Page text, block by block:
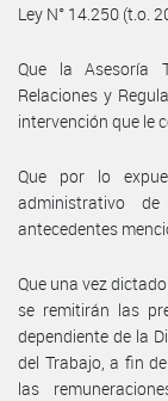
Ley N° 14.250 (t.o.
Que la Asesoría
Relaciones y
intervención que le
Que por lo
administrativo
antecedentes
Que una vez
se remitirán las
dependiente de la
del Trabajo, a fin
las